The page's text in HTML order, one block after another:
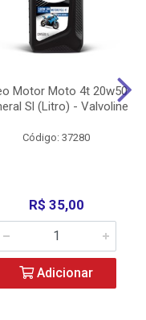
Motor Moto 4t 20w50
Sl (Litro) - Valvoline
Código: 37280
R$ 35,00
Adicionar